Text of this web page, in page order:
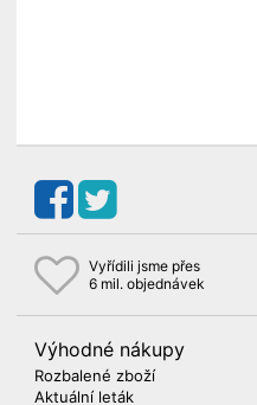
Vyřídili jsme přes
6 mil. objednávek
Výhodné nákupy
Rozbalené zboží
Aktuální leták